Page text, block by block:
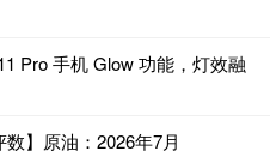
Pro 手机 Glow 功能，灯效融
】原油：2026年7月